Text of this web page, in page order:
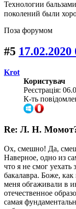
Технологии
поколений были
Поза форумом
#5
Krot
Користувач
Реєстрація:
К-ть
Re: Л. Н.
Ох, смешно! Да,
Наверное, одно из
что я не смог уехать
бакалавра. Боже,
меня обгаживали в
отечественное
самая